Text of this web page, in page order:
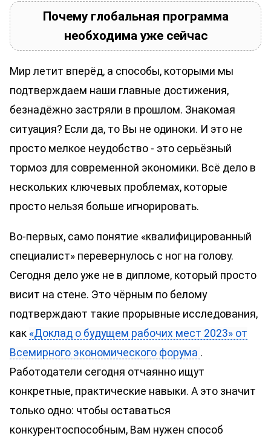
Почему глобальная программа
необходима уже сейчас
Мир летит вперёд, а способы, которыми мы
подтверждаем наши главные достижения,
безнадёжно застряли в прошлом. Знакомая
ситуация? Если да, то Вы не одиноки. И это не
просто мелкое неудобство - это серьёзный
тормоз для современной экономики. Всё дело в
нескольких ключевых проблемах, которые
просто нельзя больше игнорировать.
Во-первых, само понятие «квалифицированный
специалист» перевернулось с ног на голову.
Сегодня дело уже не в дипломе, который просто
висит на стене. Это чёрным по белому
подтверждают такие прорывные исследования,
как «Доклад о будущем рабочих мест 2023» от
Всемирного экономического форума .
Работодатели сегодня отчаянно ищут
конкретные, практические навыки. А это значит
только одно: чтобы оставаться
конкурентоспособным, Вам нужен способ